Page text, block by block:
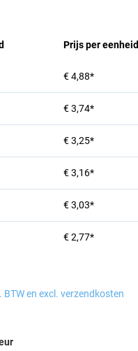
Prijs per eenheid
€ 4,88*
€ 3,74*
€ 3,25*
€ 3,16*
€ 3,03*
€ 2,77*
BTW en excl. verzendkosten